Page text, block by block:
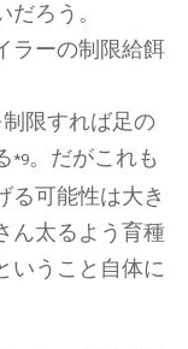
ろう。
ラーの制限給餌
限すれば足の
*9。だがこれも
る可能性は大き
ん太るよう育種
いうこと自体に